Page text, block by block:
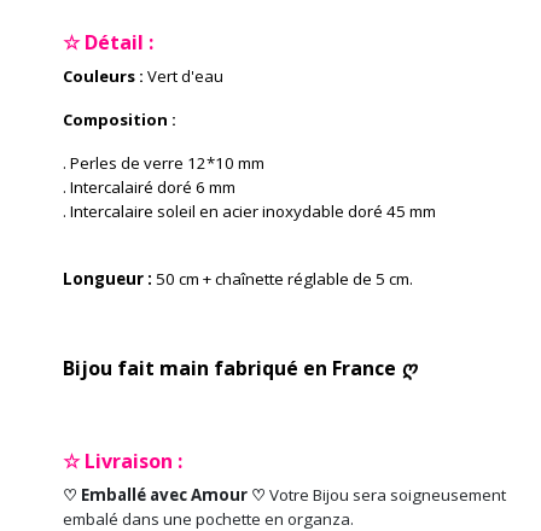
☆ Détail :
Couleurs : Vert d'eau
Composition :
. Perles de verre 12*10 mm
. Intercalairé doré 6 mm
. Intercalaire soleil en acier inoxydable doré 45 mm
Longueur : 50 cm + chaînette réglable de 5 cm.
Bijou fait main fabriqué en France ღ
☆ Livraison :
♡ Emballé avec Amour ♡ Votre Bijou sera soigneusement
embalé dans une pochette en organza.